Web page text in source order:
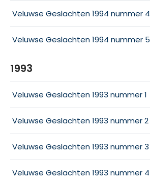
Veluwse Geslachten 1994 nummer 4
Veluwse Geslachten 1994 nummer 5
1993
Veluwse Geslachten 1993 nummer 1
Veluwse Geslachten 1993 nummer 2
Veluwse Geslachten 1993 nummer 3
Veluwse Geslachten 1993 nummer 4